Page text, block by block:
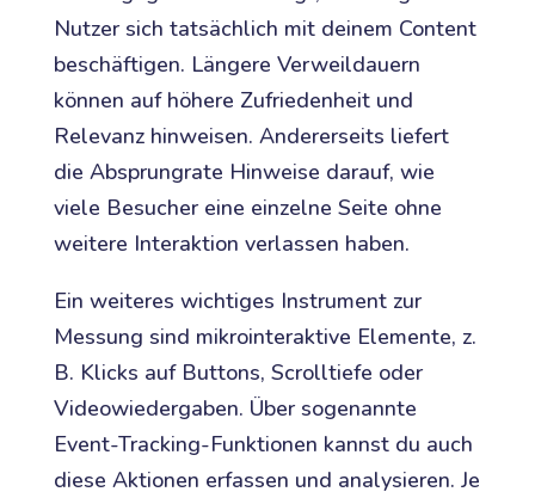
Nutzer sich tatsächlich mit deinem Content
beschäftigen. Längere Verweildauern
können auf höhere Zufriedenheit und
Relevanz hinweisen. Andererseits liefert
die Absprungrate Hinweise darauf, wie
viele Besucher eine einzelne Seite ohne
weitere Interaktion verlassen haben.
Ein weiteres wichtiges Instrument zur
Messung sind mikrointeraktive Elemente, z.
B. Klicks auf Buttons, Scrolltiefe oder
Videowiedergaben. Über sogenannte
Event-Tracking-Funktionen kannst du auch
diese Aktionen erfassen und analysieren. Je